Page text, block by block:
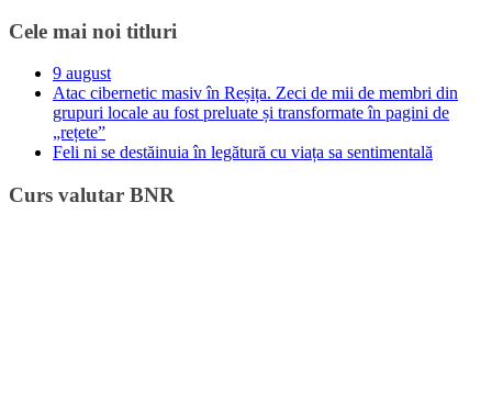
Cele mai noi titluri
9 august
Atac cibernetic masiv în Reșița. Zeci de mii de membri din
grupuri locale au fost preluate și transformate în pagini de
„rețete”
Feli ni se destăinuia în legătură cu viața sa sentimentală
Curs valutar BNR